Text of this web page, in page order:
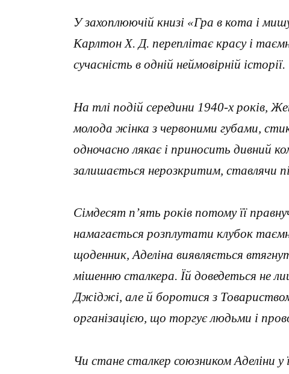
У захоплюючій книзі «Гра в кота і
Карлтон Х. Д. переплітає красу і
сучасність в одній неймовірній історії.
На тлі подій середини 1940-х років,
молода жінка з червоними губами,
одночасно лякає і приносить дивний
залишається нерозкритим, ставлячи
Сімдесят п’ять років потому її
намагається розплутати клубок
щоденник, Аделіна виявляється
мішенню сталкера. Їй доведеться не
Джіджі, але й боротися з
організацією, що торгує людьми і
Чи стане сталкер союзником Аделіни у